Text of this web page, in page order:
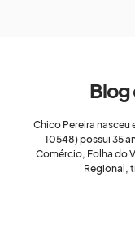
Blog
Chico Pereira nasceu
10548) possui 35
Comércio, Folha do
Regional,